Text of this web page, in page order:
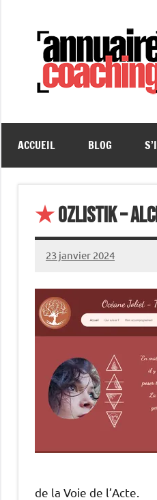
ACCUEIL BLOG
★Ozlistik –
23 janvier 2024
annuairecoaching
de la Voie de l’Acte.